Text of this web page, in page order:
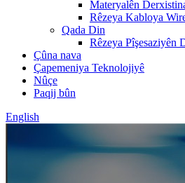
Materyalên
Rêzeya Kabloya
Qada Din
Rêzeya Pîşesaziyên
Çûna nava
Çapemeniya Teknolojiyê
Nûçe
Paqij bûn
English